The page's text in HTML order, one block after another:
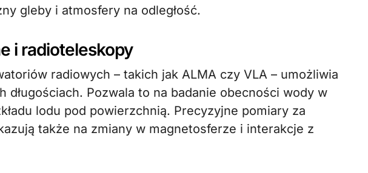
gleby i atmosfery na odległość.
i radioteleskopy
radiowych – takich jak ALMA czy VLA – umożliwia
długościach. Pozwala to na badanie obecności wody w
lodu pod powierzchnią. Precyzyjne pomiary za
także na zmiany w magnetosferze i interakcje z